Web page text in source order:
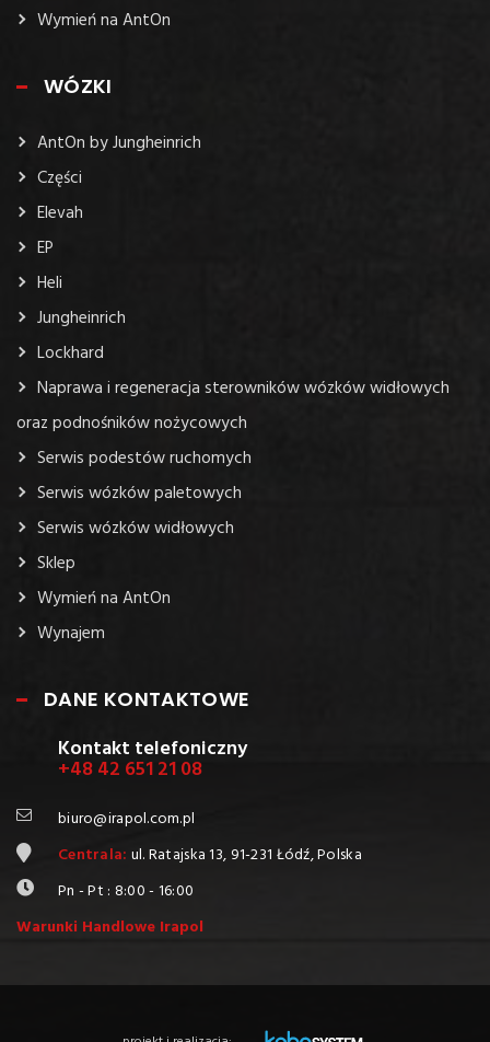
Wymień na AntOn
WÓZKI
AntOn by Jungheinrich
Części
Elevah
EP
Heli
Jungheinrich
Lockhard
Naprawa i regeneracja sterowników wózków widłowych
oraz podnośników nożycowych
Serwis podestów ruchomych
Serwis wózków paletowych
Serwis wózków widłowych
Sklep
Wymień na AntOn
Wynajem
DANE KONTAKTOWE
Kontakt telefoniczny
+48 42 651 21 08
biuro@irapol.com.pl
Centrala: ul. Ratajska 13, 91-231 Łódź, Polska
Pn - Pt : 8:00 - 16:00
Warunki Handlowe Irapol